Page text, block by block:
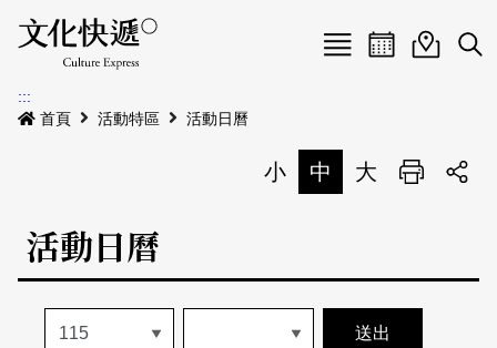
Menu
最新公告
本期專題
歷史專題
活動特區
活動列表
關於我們
活動日曆活動地圖
展
:::
首頁
活動特區 活動日曆
小 中 大 列印
活動日曆